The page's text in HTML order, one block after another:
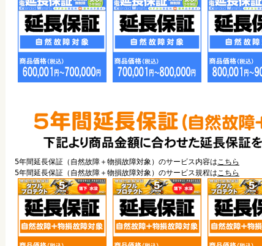
5年間延長保証（自然故障＋物損故障対象）のサービス内容はこちら
5年間延長保証（自然故障＋物損故障対象）のサービス規程はこちら